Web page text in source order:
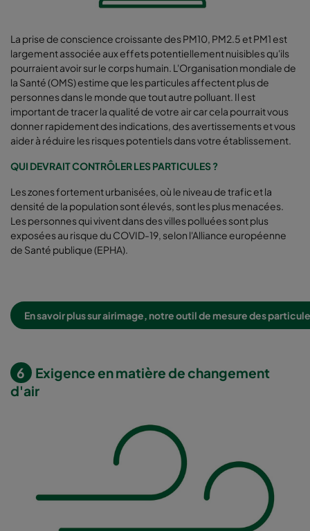
La prise de conscience croissante des PM10, PM2.5 et PM1 est
largement associée aux effets potentiellement nuisibles qu'ils
pourraient avoir sur le corps humain. L'Organisation mondiale de
la Santé (OMS) estime que les particules affectent plus de
personnes dans le monde que tout autre polluant. Il est
important de tracer la qualité de votre air car cela pourrait vous
donner rapidement des indications, des avertissements et vous
aider à réduire les risques potentiels dans votre établissement.
QUI DEVRAIT CONTRÔLER LES PARTICULES ?
Les zones fortement urbanisées, où le niveau de trafic et la
densité de la population sont élevés, sont les plus menacées.
Les personnes qui vivent dans des villes polluées sont plus
exposées au risque du COVID-19, selon l'Alliance européenne
de Santé publique (EPHA).
En savoir plus sur airimage, notre outil de mesure des
6
Exigence en matière de changement
d'air